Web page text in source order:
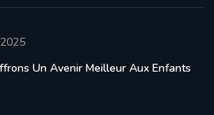
Un Avenir Meilleur Aux Enfants